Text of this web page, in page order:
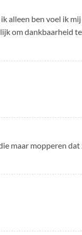
alleen ben voel ik
om dankbaarheid
maar mopperen